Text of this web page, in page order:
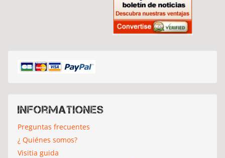
Informationes
Preguntas frecuentes
¿ Quiénes somos?
Visitia guida